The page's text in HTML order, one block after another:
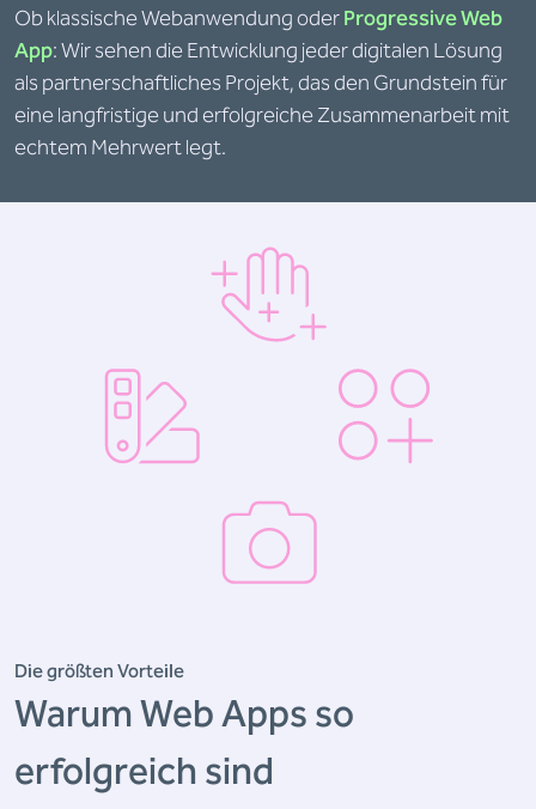
Ob klassische Webanwendung oderProgressive Web
App: Wir sehen die Entwicklung jeder digitalen Lösung
als partnerschaftliches Projekt, das den Grundstein für
eine langfristige und erfolgreiche Zusammenarbeit mit
echtem Mehrwert legt.
Die größten Vorteile
Warum Web Apps so
erfolgreich sind